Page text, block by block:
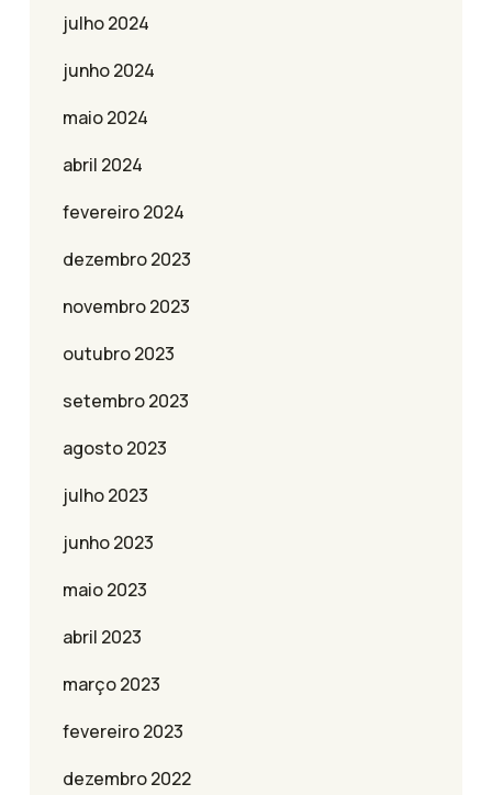
julho 2024
junho 2024
maio 2024
abril 2024
fevereiro 2024
dezembro 2023
novembro 2023
outubro 2023
setembro 2023
agosto 2023
julho 2023
junho 2023
maio 2023
abril 2023
março 2023
fevereiro 2023
dezembro 2022